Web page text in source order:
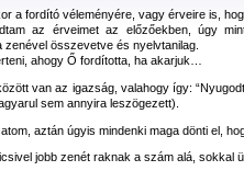
a fordító véleményére, vagy érveire is,
az érveimet az előzőekben, úgy
zenével összevetve és nyelvtanilag.
ahogy Ő fordította, ha akarjuk…
van az igazság, valahogy így:
sem annyira leszögezett).
aztán úgyis mindenki maga dönti el,
jobb zenét raknak a szám alá, sokkal